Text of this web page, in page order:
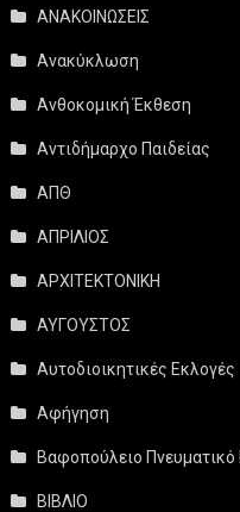
ΑΝΑΚΟΙΝΩΣΕΙΣ
Ανακύκλωση
Ανθοκομική Έκθεση
Αντιδήμαρχο Παιδείας
ΑΠΘ
ΑΠΡΙΛΙΟΣ
ΑΡΧΙΤΕΚΤΟΝΙΚΗ
ΑΥΓΟΥΣΤΟΣ
Αυτοδιοικητικές Εκλογές
Αφήγηση
Βαφοπούλειο Πνευματικό
ΒΙΒΛΙΟ